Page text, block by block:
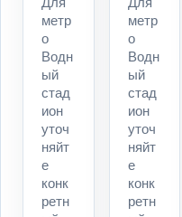
метр
о
Водн
ый
стад
ион
уточ
няйт
е
конк
ретн
метр
о
Водн
ый
стад
ион
уточ
няйт
е
конк
ретн